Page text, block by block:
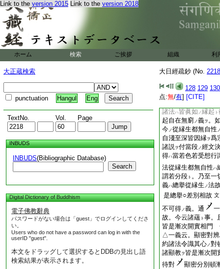
Link to the version 2015 Link to the version 2018
ホーム 検索 ご挨拶 組織 利
大正蔵検索
punctuation Hangul Eng
TextNo. Vol. Page
INBUDS
INBUDS(Bibliographic Database)
Search
Digital Dictionary of Buddhism
電子佛教辭典
パスワードがない場合は「guest」でログインしてくださ
い。
Users who do not have a password can log in with the
userID "guest".
本文をドラッグして選択するとDDBの見出し語
検索結果が表示されます。
大日經疏鈔 (No.
128 129 130
点:無/有] [CITE]
無間縁所縁縁也。
スト判。三論ノ 意
中道都テ不生
付
付明染淨 法
約縁不約佛性
者
如來藏
○二明約佛
興
ハ唯由藏實。
不約縁不約佛性ニモ
無染淨法可起 文
諸法ハ皆眞如 ノ 縁起 ト
起自在無窮ノ義ヲ 。
今ノ從縁生都無自性
自淺至深皆因縁ヲ爲
諸説ヲ付當段ノ經文
得ハ當若色若受想行
法從縁生都無自性ハ
謂若分段 ト 。乃至一
義ハ總擧從縁生 ノ法
是總擧○差別相故 文
不可得ノ義。通
故。今云諸蘊 ト 事。
皆是漸次開實相門
△一義云。顯密對辨
約諸法令識其心ノ對
諸顯教ヲ 皆是漸次開
待對
顯密分別頓